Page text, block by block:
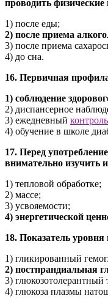
проводить физические
1) после еды;
2) после приема
3) после приема
4) до сна.
16. Первичная
1) соблюдение
2) диспансерное
3) ежедневный контроль
4) обучение в школе
17. Перед
внимательно изучить
1) тепловой обработке;
2) массе;
3) усвояемости;
4) энергетической
18. Показатель
1) гликированный
2) постпрандиальная
3) глюкозотолерантный
4) глюкоза плазмы